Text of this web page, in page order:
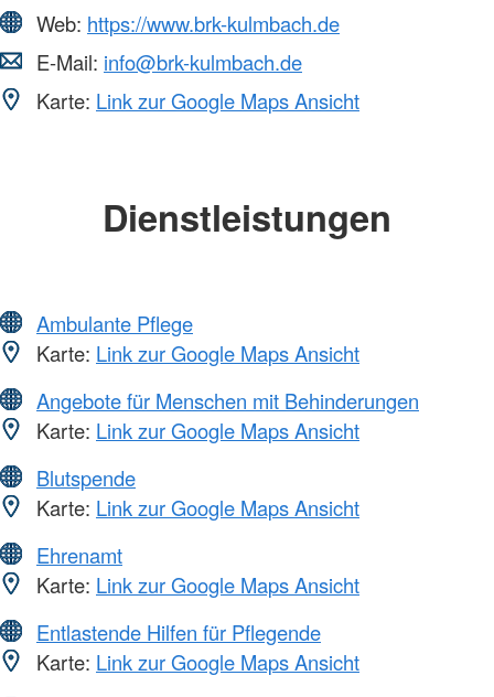
Web: https://www.brk-kulmbach.de
E-Mail: info@brk-kulmbach.de
Karte: Link zur Google Maps Ansicht
Dienstleistungen
Ambulante Pflege
Karte: Link zur Google Maps Ansicht
Angebote für Menschen mit Behinderungen
Karte: Link zur Google Maps Ansicht
Blutspende
Karte: Link zur Google Maps Ansicht
Ehrenamt
Karte: Link zur Google Maps Ansicht
Entlastende Hilfen für Pflegende
Karte: Link zur Google Maps Ansicht